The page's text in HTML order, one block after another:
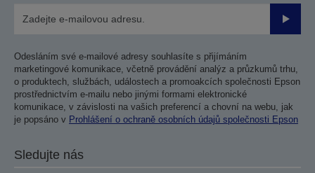
Odesláním své e-mailové adresy souhlasíte s přijímáním
marketingové komunikace, včetně provádění analýz a průzkumů trhu,
o produktech, službách, událostech a promoakcích společnosti Epson
prostřednictvím e-mailu nebo jinými formami elektronické
komunikace, v závislosti na vašich preferencí a chovní na webu, jak
je popsáno v Prohlášení o ochraně osobních údajů společnosti Epson
Sledujte nás